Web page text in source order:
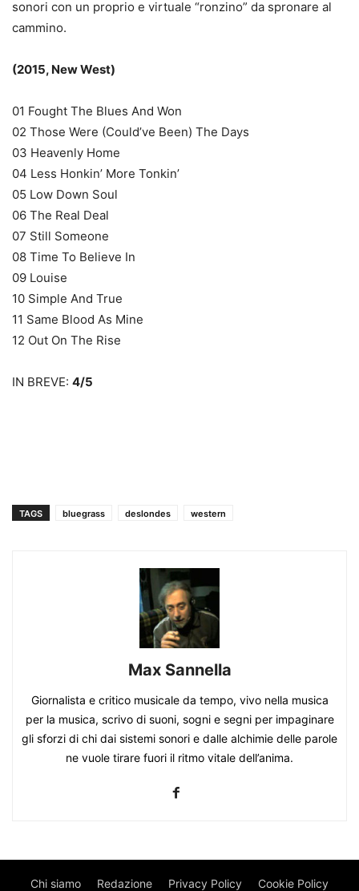
sonori con un proprio e virtuale “ronzino” da spronare al
cammino.
(2015, New West)
01 Fought The Blues And Won
02 Those Were (Could’ve Been) The Days
03 Heavenly Home
04 Less Honkin’ More Tonkin’
05 Low Down Soul
06 The Real Deal
07 Still Someone
08 Time To Believe In
09 Louise
10 Simple And True
11 Same Blood As Mine
12 Out On The Rise
IN BREVE: 4/5
TAGS bluegrass deslondes western
Max Sannella
Giornalista e critico musicale da tempo, vivo nella musica
per la musica, scrivo di suoni, sogni e segni per impaginare
gli sforzi di chi dai sistemi sonori e dalle alchimie delle parole
ne vuole tirare fuori il ritmo vitale dell’anima.
Chi siamo Redazione Privacy Policy Cookie Policy